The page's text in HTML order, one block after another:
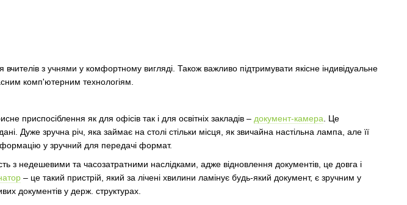
з учнями у комфортному вигляді. Також важливо підтримувати якісне індивідуальне
комп'ютерним технологіям.
приспосіблення як для офісів так і для освітніх закладів – документ-камера. Це
Дуже зручна річ, яка займає на столі стільки місця, як звичайна настільна лампа, але її
у зручний для передачі формат.
з недешевими та часозатратними наслідками, адже відновлення документів, це довга і
– це такий пристрій, який за лічені хвилини ламінує будь-який документ, є зручним у
документів у держ. структурах.